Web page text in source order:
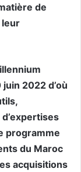
de
leur
2022 d’où
programme
du Maroc
acquisitions